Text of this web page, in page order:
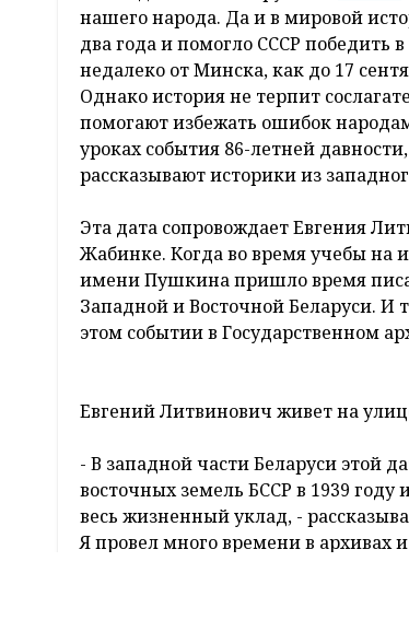
нашего народа. Да и в мировой
два года и помогло СССР победить
недалеко от Минска, как до 17
Однако история не терпит
помогают избежать ошибок
уроках события 86-летней
рассказывают историки из
Эта дата сопровождает Евгения
Жабинке. Когда во время учебы на
имени Пушкина пришло время
Западной и Восточной Беларуси.
этом событии в Государственном
Евгений Литвинович живет на
- В западной части Беларуси этой
восточных земель БССР в 1939
весь жизненный уклад, -
Я провел много времени в архивах